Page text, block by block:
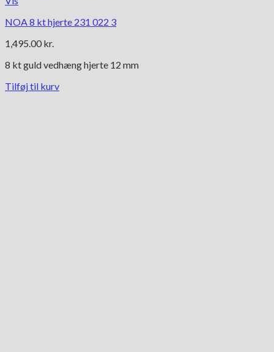
NOA 8 kt hjerte 231 022 3
1,495.00 kr.
8 kt guld vedhæng hjerte 12 mm
Tilføj til kurv